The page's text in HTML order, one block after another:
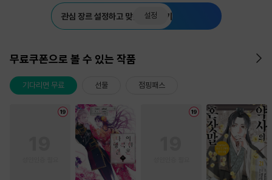
관심 장르 설정하고 맞춤 추천 받기
설정
무료쿠폰으로 볼 수 있는 작품
기다리면 무료 선물 점핑패스